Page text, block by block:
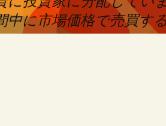
中に市場価格で売買す